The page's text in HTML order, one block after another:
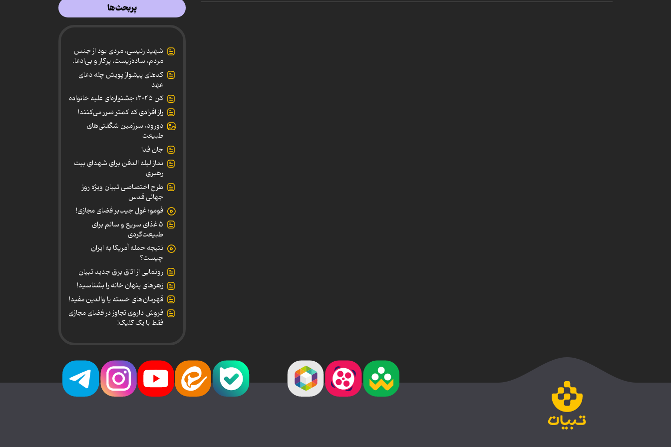
پربحث‌ها
شهید رئیسی، مردی بود از جنس
مردم، ساده‌زیست، پرکار و بی‌ادعا.
کدهای پیشواز پویش چله دعای
عهد
کن ۲۰۲۵؛ جشنواره‌ای علیه خانواده
راز افرادی که کمتر ضرر می‌کنند!
دورود، سرزمین شگفتی‌های
طبیعت
جان فدا
نماز لیله الدفن برای شهدای بیت
رهبری
طرح اختصاصی تبیان ویژه روز
جهانی قدس
فومو؛ غول جیب‌بر فضای مجازی!
۵ غذای سریع و سالم برای
طبیعت‌گردی
نتیجه حمله آمریکا به ایران
چیست؟
رونمایی از اتاق برق جدید تبیان
زهرهای پنهان خانه را بشناسید!
قهرمان‌های خسته یا والدین مفید!
فروش داروی تجاوز در فضای مجازی
فقط با یک کلیک!